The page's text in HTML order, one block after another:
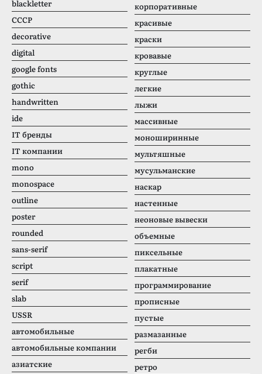
blackletter
CCCР
decorative
digital
google fonts
gothic
handwritten
ide
IT бренды
IT компании
mono
monospace
outline
poster
rounded
sans-serif
script
serif
slab
USSR
автомобильные
автомобильные компании
азиатские
корпоративные
красивые
краски
кровавые
круглые
легкие
лыжи
массивные
моноширинные
мультяшные
мусульманские
наскар
настенные
неоновые вывески
объемные
пиксельные
плакатные
программирование
прописные
пустые
размазанные
регби
ретро